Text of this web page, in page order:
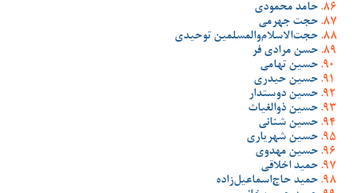
حامد محمودی
حجت جهرمی
حجت‌الاسلام‌والمسلمین توحیدی
حسن مرادی فر
حسین تهامی
حسین حیدری
حسین دوستدار
حسین ذوالغیاث
حسین شنانی
حسین شهریاری
حسین مهدوی
حمید اخلاقی
حمید حاج‌اسماعیل‌زاده